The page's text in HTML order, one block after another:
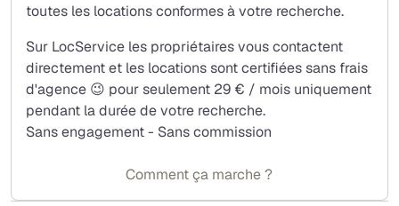
toutes les locations conformes à votre recherche.
Sur LocService les propriétaires vous contactent
directement et les locations sont certifiées sans frais
d'agence 😉 pour seulement 29 € / mois uniquement
pendant la durée de votre recherche.
Sans engagement - Sans commission
Comment ça marche ?